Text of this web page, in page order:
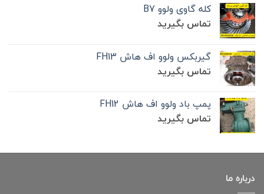
کله گاوی ولوو B7
تماس بگیرید
گیربکس ولوو اف هاش FH13
تماس بگیرید
پمپ باد ولوو اف هاش FH12
تماس بگیرید
درباره ما